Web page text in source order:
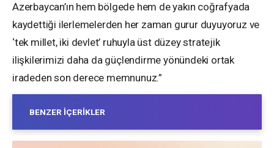
Azerbaycan’ın hem bölgede hem de yakın coğrafyada
kaydettiği ilerlemelerden her zaman gurur duyuyoruz ve
‘tek millet, iki devlet’ ruhuyla üst düzey stratejik
ilişkilerimizi daha da güçlendirme yönündeki ortak
iradeden son derece memnunuz.”
BENZER İÇERIKLER